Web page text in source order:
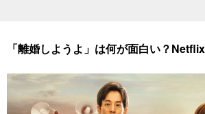
「離婚しようよ」は何が面白い？